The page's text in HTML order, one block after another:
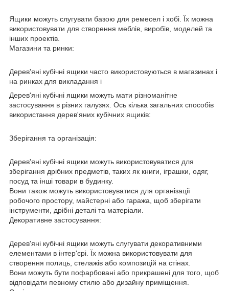
Ящики можуть слугувати базою для ремесел і хобі. Їх можна
використовувати для створення меблів, виробів, моделей та
інших проектів.
Магазини та ринки:
Дерев'яні кубічні ящики часто використовуються в магазинах і
на ринках для викладання і
Дерев'яні кубічні ящики можуть мати різноманітне
застосування в різних галузях. Ось кілька загальних способів
використання дерев'яних кубічних ящиків:
Зберігання та організація:
Дерев'яні кубічні ящики можуть використовуватися для
зберігання дрібних предметів, таких як книги, іграшки, одяг,
посуд та інші товари в будинку.
Вони також можуть використовуватися для організації
робочого простору, майстерні або гаража, щоб зберігати
інструменти, дрібні деталі та матеріали.
Декоративне застосування:
Дерев'яні кубічні ящики можуть слугувати декоративними
елементами в інтер'єрі. Їх можна використовувати для
створення полиць, стелажів або композицій на стінах.
Вони можуть бути пофарбовані або прикрашені для того, щоб
відповідати певному стилю або дизайну приміщення.